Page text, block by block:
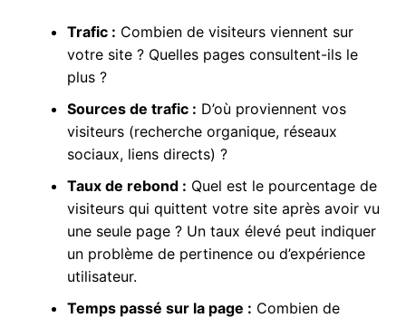
Trafic : Combien de visiteurs viennent sur
votre site ? Quelles pages consultent-ils le
plus ?
Sources de trafic : D’où proviennent vos
visiteurs (recherche organique, réseaux
sociaux, liens directs) ?
Taux de rebond : Quel est le pourcentage de
visiteurs qui quittent votre site après avoir vu
une seule page ? Un taux élevé peut indiquer
un problème de pertinence ou d’expérience
utilisateur.
Temps passé sur la page : Combien de